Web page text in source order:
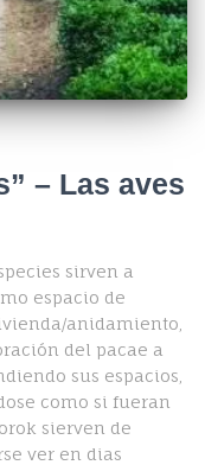
– Las aves
sirven a
espacio de
anidamiento,
del pacae a
sus espacios,
como si fueran
sierven de
ver en dias